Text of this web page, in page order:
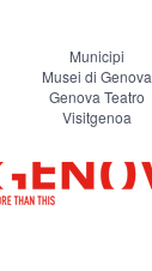
Municipi
Musei di Genova
Genova Teatro
Visitgenoa